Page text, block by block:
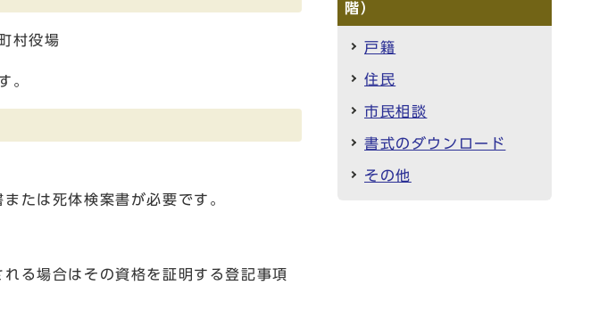
村役場
。
たは死体検案書が必要です。
る場合はその資格を証明する登記事項
階）
戸籍
住民
市民相談
書式のダウンロード
その他